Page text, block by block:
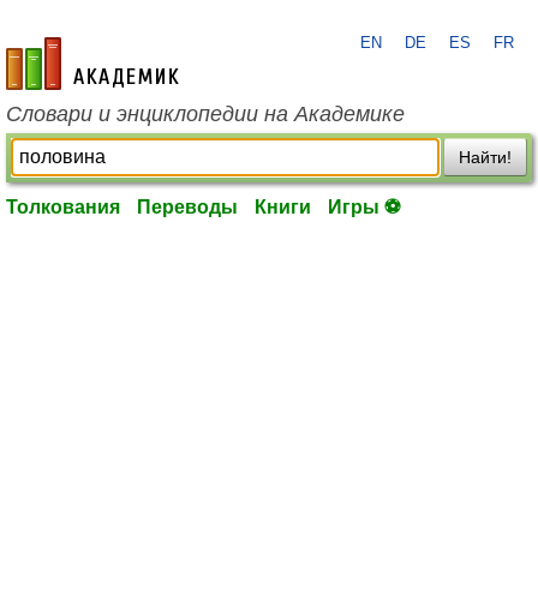
academic.ru
EN DE ES FR
Словари и энциклопедии на Академике
Найти!
Толкования Переводы Книги Игры ⚽